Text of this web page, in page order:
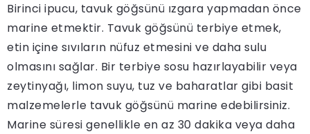
Birinci ipucu, tavuk göğsünü ızgara yapmadan önce
marine etmektir. Tavuk göğsünü terbiye etmek,
etin içine sıvıların nüfuz etmesini ve daha sulu
olmasını sağlar. Bir terbiye sosu hazırlayabilir veya
zeytinyağı, limon suyu, tuz ve baharatlar gibi basit
malzemelerle tavuk göğsünü marine edebilirsiniz.
Marine süresi genellikle en az 30 dakika veya daha